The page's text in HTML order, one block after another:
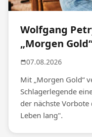
Wolfgang
„Morgen
07.08.2026
Mit „Morgen Gold“
Schlagerlegende
der nächste Vorbote
Leben lang".